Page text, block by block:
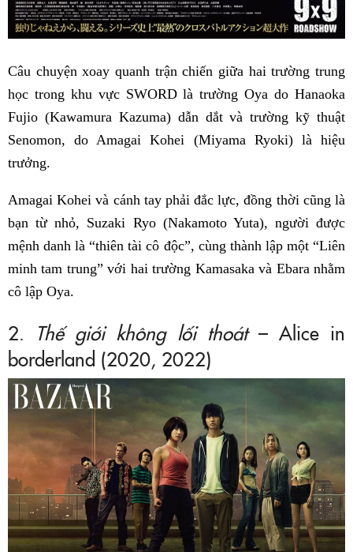
Câu chuyện xoay quanh trận chiến giữa hai trường trung
học trong khu vực SWORD là trường Oya do Hanaoka
Fujio (Kawamura Kazuma) dẫn dắt và trường kỹ thuật
Senomon, do Amagai Kohei (Miyama Ryoki) là hiệu
trưởng.
Amagai Kohei và cánh tay phải đắc lực, đồng thời cũng là
bạn từ nhỏ, Suzaki Ryo (Nakamoto Yuta), người được
mệnh danh là “thiên tài cô độc”, cùng thành lập một “Liên
minh tam trung” với hai trường Kamasaka và Ebara nhằm
cô lập Oya.
2. Thế giới không lối thoát– Alice in
borderland (2020, 2022)